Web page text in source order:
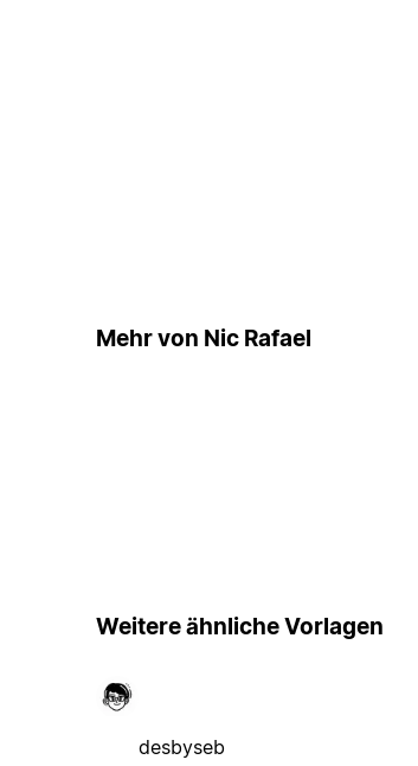
Mehr von Nic Rafael
Weitere ähnliche Vorlagen
desbyseb